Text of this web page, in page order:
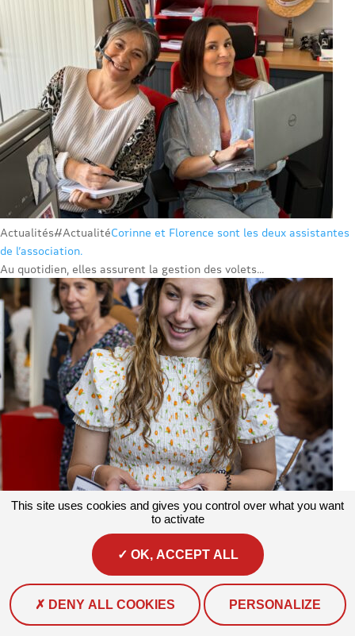
Actualités#ActualitéCorinne et Florence sont les deux assistantes
de l’association.
Au quotidien, elles assurent la gestion des volets...
#Actualité
Brunelle, chargée de projet climat au sein de
l’association Prévention MAIF !
Depuis janvier 2025, Brunelle COTTEREAU occupe le poste de...
This site uses cookies and gives you control over what you want
to activate
OK, ACCEPT ALL
DENY ALL COOKIES PERSONALIZE